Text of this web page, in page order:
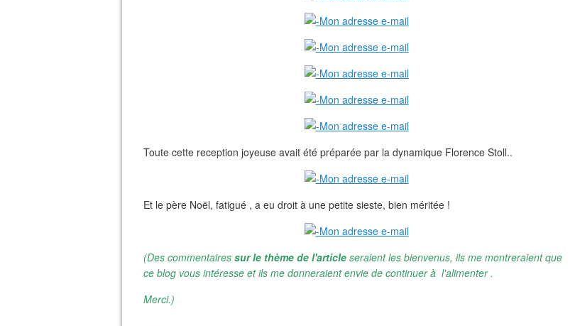
Toute cette reception joyeuse avait été préparée par la dynamique Florence Stoll..
Et le père Noël, fatigué , a eu droit à une petite sieste, bien méritée !
(Des commentaires sur le thème de l'article seraient les bienvenus, ils me montreraient que
ce blog vous intéresse et ils me donneraient envie de continuer à l'alimenter .
Merci.)